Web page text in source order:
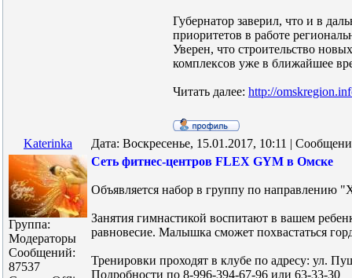
Губернатор заверил, что и в
приоритетов в работе
Уверен, что строительство
комплексов уже в ближайшее
Читать далее: http://
Katerinka Дата: Воскресенье, 15.01.2017, 10:11 |
Группа:
Модераторы
Сообщений:
87537
Сеть фитнес-центров FLEX GYM в Омске
Объявляется набор в группу по направлению
Занятия гимнастикой воспитают в вашем
равновесие. Малышка сможет похвастаться
Тренировки проходят в клубе по адресу: ул.
Подробности по 8-996-394-67-96 или 63-33-30